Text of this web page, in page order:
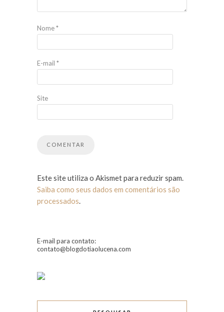
Nome*
E-mail *
Site
Este site utiliza o Akismet para reduzir spam.
Saiba como seus dados em comentários são
processados.
E-mail para contato:
contato@blogdotiaolucena.com